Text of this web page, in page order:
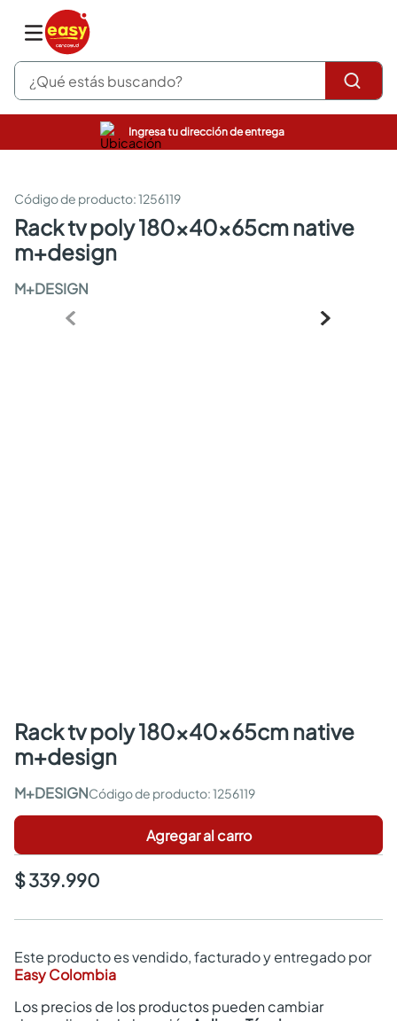
¿Qué estás buscando?
Ingresa tu dirección de entrega
:1256119
rack tv poly 180x40x65cm native
m+design
M+DESIGN
rack tv poly 180x40x65cm native
m+design
M+DESIGN :1256119
Agregar al carro
$ 339.990
Este producto es vendido, facturado y entregado por
Easy Colombia
Los precios de los productos pueden cambiar
pinturas
sanitarios
comedor
escritorio
armarios closet